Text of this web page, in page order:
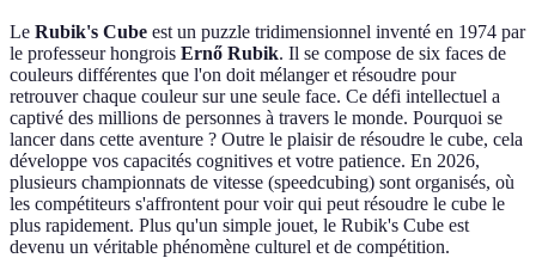
Le Rubik's Cube est un puzzle tridimensionnel inventé en 1974 par
le professeur hongrois Ernő Rubik. Il se compose de six faces de
couleurs différentes que l'on doit mélanger et résoudre pour
retrouver chaque couleur sur une seule face. Ce défi intellectuel a
captivé des millions de personnes à travers le monde. Pourquoi se
lancer dans cette aventure ? Outre le plaisir de résoudre le cube, cela
développe vos capacités cognitives et votre patience. En 2026,
plusieurs championnats de vitesse (speedcubing) sont organisés, où
les compétiteurs s'affrontent pour voir qui peut résoudre le cube le
plus rapidement. Plus qu'un simple jouet, le Rubik's Cube est
devenu un véritable phénomène culturel et de compétition.